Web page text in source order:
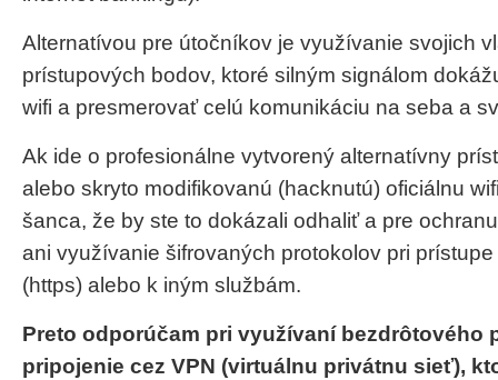
Alternatívou pre útočníkov je využívanie svojich
prístupových bodov, ktoré silným signálom
wifi a presmerovať celú komunikáciu na seba a
Ak ide o profesionálne vytvorený alternatívny
alebo skryto modifikovanú (hacknutú) oficiálnu
šanca, že by ste to dokázali odhaliť a pre
ani využívanie šifrovaných protokolov pri
(https) alebo k iným službám.
Preto odporúčam pri využívaní bezdrôtového
pripojenie cez VPN (virtuálnu privátnu sieť),